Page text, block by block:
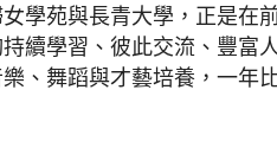
學苑與長青大學，正是在
續學習、彼此交流、豐富
、舞蹈與才藝培養，一年